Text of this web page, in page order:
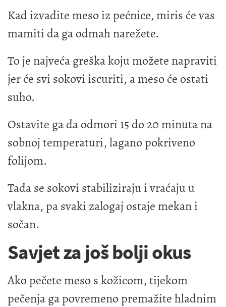
Kad izvadite meso iz pećnice, miris će vas
mamiti da ga odmah narežete.
To je najveća greška koju možete napraviti
jer će svi sokovi iscuriti, a meso će ostati
suho.
Ostavite ga da odmori 15 do 20 minuta na
sobnoj temperaturi, lagano pokriveno
folijom.
Tada se sokovi stabiliziraju i vraćaju u
vlakna, pa svaki zalogaj ostaje mekan i
sočan.
Savjet za još bolji okus
Ako pečete meso s kožicom, tijekom
pečenja ga povremeno premažite hladnim